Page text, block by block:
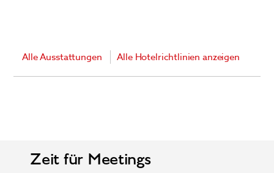
Alle Ausstattungen Alle Hotelrichtlinien anzeigen
Zeit für Meetings